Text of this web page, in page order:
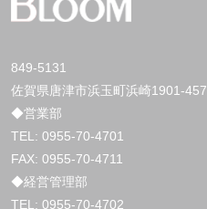
849-5131
佐賀県唐津市浜玉町浜崎1901-457
◆営業部
TEL: 0955-70-4701
FAX: 0955-70-4711
◆経営管理部
TEL: 0955-70-4702